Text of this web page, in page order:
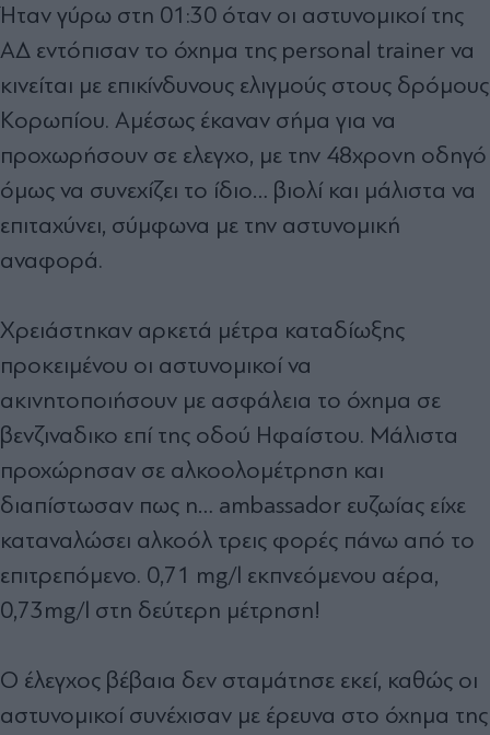
Ήταν γύρω στη 01:30 όταν οι αστυνομικοί της
ΑΔ εντόπισαν το όχημα της personal trainer να
κινείται με επικίνδυνους ελιγμούς στους δρόμους
Κορωπίου. Αμέσως έκαναν σήμα για να
προχωρήσουν σε ελεγχο, με την 48χρονη οδηγό
όμως να συνεχίζει το ίδιο… βιολί και μάλιστα να
επιταχύνει, σύμφωνα με την αστυνομική
αναφορά.
Χρειάστηκαν αρκετά μέτρα καταδίωξης
προκειμένου οι αστυνομικοί να
ακινητοποιήσουν με ασφάλεια το όχημα σε
βενζιναδικο επί της οδού Ηφαίστου. Μάλιστα
προχώρησαν σε αλκοολομέτρηση και
διαπίστωσαν πως η… ambassador ευζωίας είχε
καταναλώσει αλκοόλ τρεις φορές πάνω από το
επιτρεπόμενο. 0,71 mg/l εκπνεόμενου αέρα,
0,73mg/l στη δεύτερη μέτρηση!
Ο έλεγχος βέβαια δεν σταμάτησε εκεί, καθώς οι
αστυνομικοί συνέχισαν με έρευνα στο όχημα της